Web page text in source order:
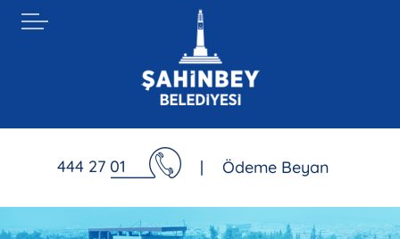
444 27 01 | Ödeme Beyan